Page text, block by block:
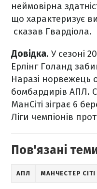
неймовірна
що характеризує
сказав Гвардіола.
Довідка. У сезоні
Ерлінг Голанд
Наразі норвежець
бомбардирів АПЛ.
МанСіті зіграє 6
Ліги чемпіонів
Пов'язані
АПЛ МАНЧЕСТЕР СІТІ